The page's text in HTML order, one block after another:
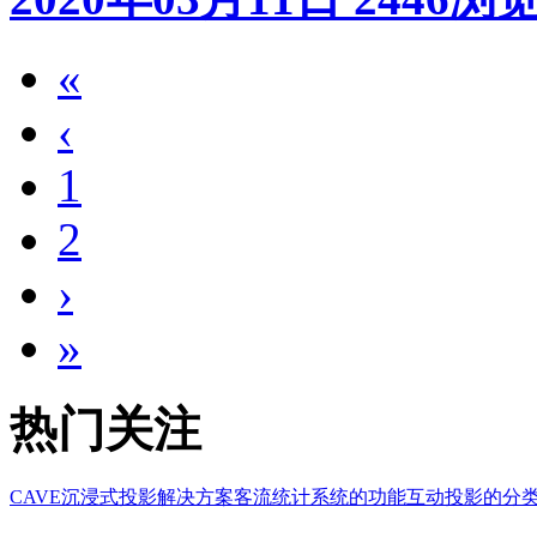
«
‹
1
2
›
»
热门关注
CAVE沉浸式投影解决方案客流统计系统的功能互动投影的分